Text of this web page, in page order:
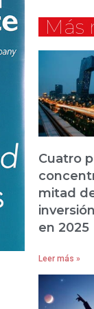
Más
Cuatro
mitad
en 2025
Leer más »